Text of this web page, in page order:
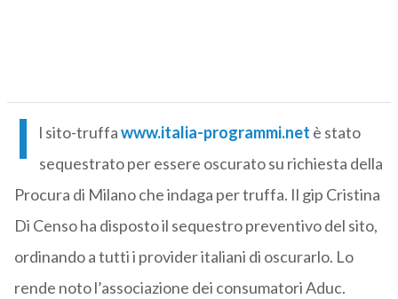
I l sito-truffawww.italia-programmi.net è stato
sequestrato per essere oscurato su richiesta della
Procura di Milano che indaga per truffa. Il gip Cristina
Di Censo ha disposto il sequestro preventivo del sito,
ordinando a tutti i provider italiani di oscurarlo. Lo
rende noto l’associazione dei consumatori Aduc.